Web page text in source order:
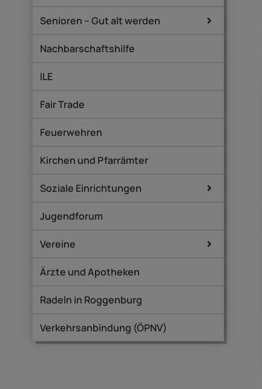
Senioren – Gut alt werden
Nachbarschaftshilfe
ILE
Fair Trade
Feuerwehren
Kirchen und Pfarrämter
Soziale Einrichtungen
Jugendforum
Vereine
Ärzte und Apotheken
Radeln in Roggenburg
Verkehrsanbindung (ÖPNV)